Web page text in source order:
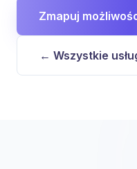
Zmapuj
← Wszystkie